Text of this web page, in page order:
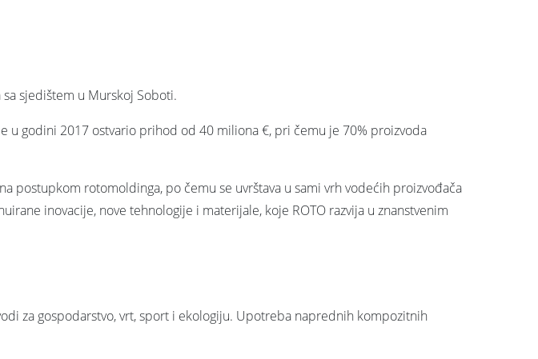
sjedištem u Murskoj Soboti.
u godini 2017 ostvario prihod od 40 miliona €, pri čemu je 70% proizvoda
postupkom rotomoldinga, po čemu se uvrštava u sami vrh vodećih proizvođača
inovacije, nove tehnologije i materijale, koje ROTO razvija u znanstvenim
za gospodarstvo, vrt, sport i ekologiju. Upotreba naprednih kompozitnih